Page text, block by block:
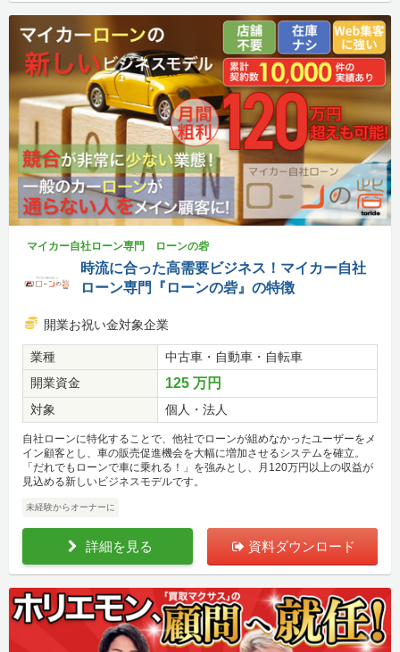
マイカー自社ローン専門 ローンの砦
時流に合った高需要ビジネス！マイカー自社
ローン専門『ローンの砦』の特徴
開業お祝い金対象企業
業種
中古車・自動車・自転車
開業資金
125 万円
対象 個人・法人
自社ローンに特化することで、他社でローンが組めなかったユーザーをメ
イン顧客とし、車の販売促進機会を大幅に増加させるシステムを確立。
「だれでもローンで車に乗れる！」を強みとし、月120万円以上の収益が
見込める新しいビジネスモデルです。
未経験からオーナーに
詳細を見る 資料ダウンロード